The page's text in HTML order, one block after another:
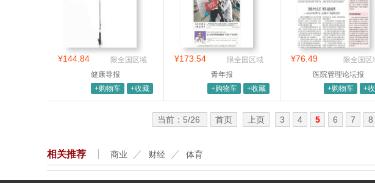
¥144.84
限全国区域
健康导报
+购物车
+收藏
¥173.54
限全国区域
青年报
+购物车
+收藏
¥76.49
限全国区
医院管理论坛报
+购物车
+
当前：5/26 首页 上页 3 4 5 6 7 8
相关推荐 商业 财经 体育